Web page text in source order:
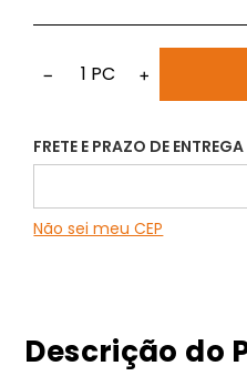
− 1 PC +
FRETE E PRAZO DE ENTREGA
Não sei meu CEP
Descrição do